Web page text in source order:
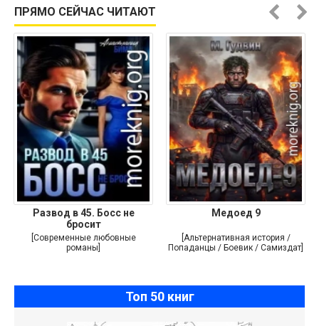
ПРЯМО СЕЙЧАС ЧИТАЮТ
Развод в 45. Босс не
бросит
[Современные любовные
романы]
Медоед 9
[Альтернативная история /
Попаданцы / Боевик / Самиздат]
Топ 50 книг